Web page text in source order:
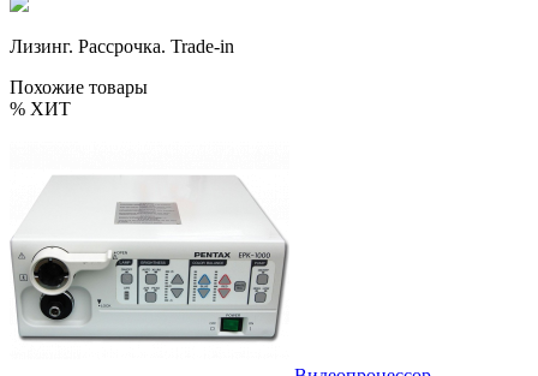
Лизинг. Рассрочка. Trade-in
Похожие товары
% ХИТ